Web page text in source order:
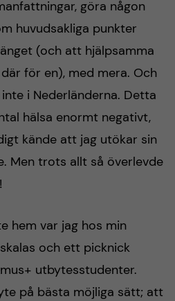
göra någon
huvudsakliga punkter
(och att hjälpsamma
för en), med mera. Och
i Nederländerna. Detta
hälsa enormt negativt,
kände att jag utökar sin
Men trots allt så överlevde
hem var jag hos min
och ett picknick
utbytesstudenter.
på bästa möjliga sätt; att